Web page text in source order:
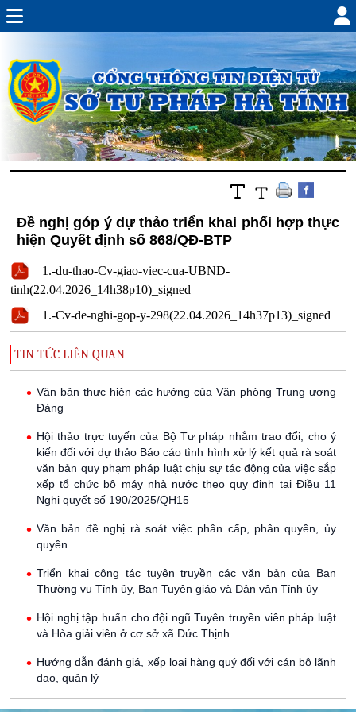
Đề nghị góp ý dự thảo triển khai phối hợp thực
hiện Quyết định số 868/QĐ-BTP
1.-du-thao-Cv-giao-viec-cua-UBND-
tinh(22.04.2026_14h38p10)_signed
1.-Cv-de-nghi-gop-y-298(22.04.2026_14h37p13)_signed
TIN TỨC LIÊN QUAN
Văn bản thực hiện các hướng của Văn phòng Trung ương
Đảng
Hội thảo trực tuyến của Bộ Tư pháp nhằm trao đổi, cho ý
kiến đối với dự thảo Báo cáo tình hình xử lý kết quả rà soát
văn bản quy phạm pháp luật chịu sự tác động của việc sắp
xếp tổ chức bộ máy nhà nước theo quy định tại Điều 11
Nghị quyết số 190/2025/QH15
Văn bản đề nghị rà soát việc phân cấp, phân quyền, ủy
quyền
Triển khai công tác tuyên truyền các văn bản của Ban
Thường vụ Tỉnh ủy, Ban Tuyên giáo và Dân vận Tỉnh ủy
Hội nghị tập huấn cho đội ngũ Tuyên truyền viên pháp luật
và Hòa giải viên ở cơ sở xã Đức Thịnh
Hướng dẫn đánh giá, xếp loại hàng quý đối với cán bộ lãnh
đạo, quản lý